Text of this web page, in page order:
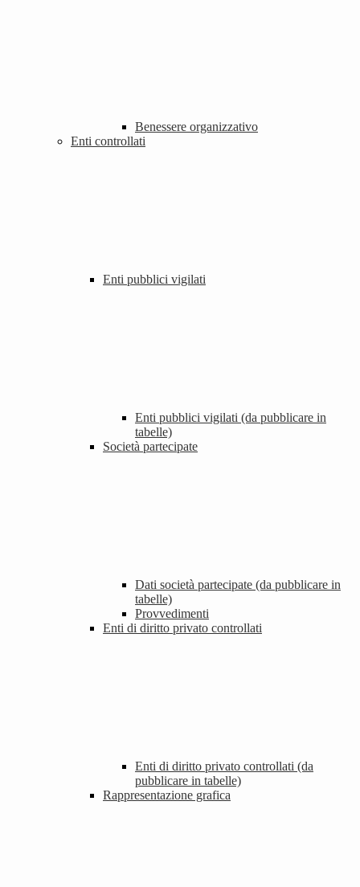
Benessere organizzativo
Enti controllati
Enti pubblici vigilati
Enti pubblici vigilati (da pubblicare in
tabelle)
Società partecipate
Dati società partecipate (da pubblicare in
tabelle)
Provvedimenti
Enti di diritto privato controllati
Enti di diritto privato controllati (da
pubblicare in tabelle)
Rappresentazione grafica